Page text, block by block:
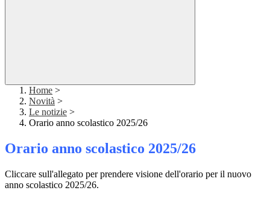
Home >
Novità >
Le notizie >
Orario anno scolastico 2025/26
Orario anno scolastico 2025/26
Cliccare sull'allegato per prendere visione dell'orario per il nuovo
anno scolastico 2025/26.